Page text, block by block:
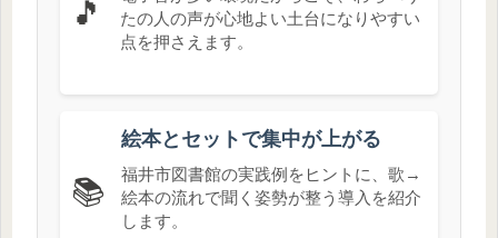
🎵
たの人の声が心地よい土台になりやすい
点を押さえます。
📚
絵本とセットで集中が上がる
福井市図書館の実践例をヒントに、歌→
絵本の流れで聞く姿勢が整う導入を紹介
します。